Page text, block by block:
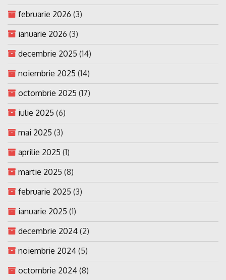
februarie 2026 (3)
ianuarie 2026 (3)
decembrie 2025 (14)
noiembrie 2025 (14)
octombrie 2025 (17)
iulie 2025 (6)
mai 2025 (3)
aprilie 2025 (1)
martie 2025 (8)
februarie 2025 (3)
ianuarie 2025 (1)
decembrie 2024 (2)
noiembrie 2024 (5)
octombrie 2024 (8)